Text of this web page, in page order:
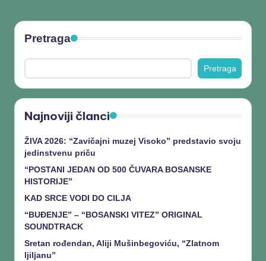
Pretraga
Pretraga
Najnoviji članci
ŽIVA 2026: “Zavičajni muzej Visoko” predstavio svoju
jedinstvenu priču
“POSTANI JEDAN OD 500 ČUVARA BOSANSKE
HISTORIJE”
KAD SRCE VODI DO CILJA
“BUĐENJE” – “BOSANSKI VITEZ” ORIGINAL
SOUNDTRACK
Sretan rođendan, Aliji Mušinbegoviću, “Zlatnom
ljiljanu”